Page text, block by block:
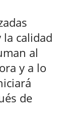
calidad
al
y a lo
de